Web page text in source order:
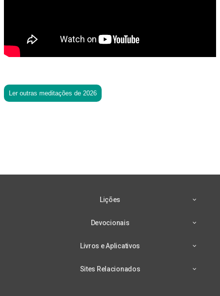
Ler outras meditações de 2026
Lições
Devocionais
Livros e Aplicativos
Sites Relacionados